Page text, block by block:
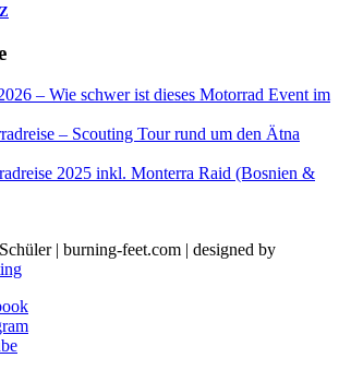
– Wie schwer ist dieses Motorrad Event im
– Scouting Tour rund um den Ätna
2025 inkl. Monterra Raid (Bosnien &
| burning-feet.com | designed by